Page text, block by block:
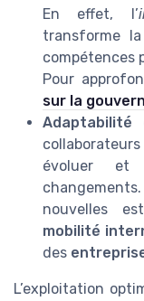
En effet, l’
transforme
compétences
Pour
sur la
Adaptabilité
évoluer et
changements.
nouvelles
mobilité
des
L’exploitation